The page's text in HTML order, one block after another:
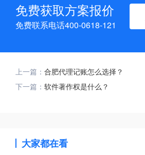
免费获取方案报价
免费联系电话400-0618-121
上一篇： 合肥代理记账怎么选择？
下一篇： 软件著作权是什么？
大家都在看